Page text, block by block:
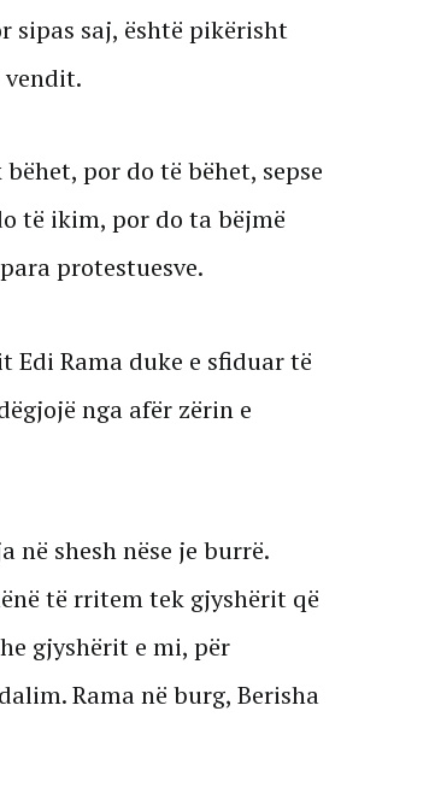
sipas saj, është pikërisht
por do të bëhet, sepse
të ikim, por do ta bëjmë
protestuesve.
Rama duke e sfiduar të
nga afër zërin e
në shesh nëse je burrë.
të rritem tek gjyshërit që
gjyshërit e mi, për
Rama në burg, Berisha
14-16 gusht do të jemi në shesh